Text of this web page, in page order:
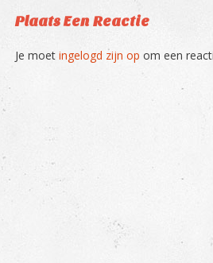
Plaats Een Reactie
Je moet ingelogd zijn op om een